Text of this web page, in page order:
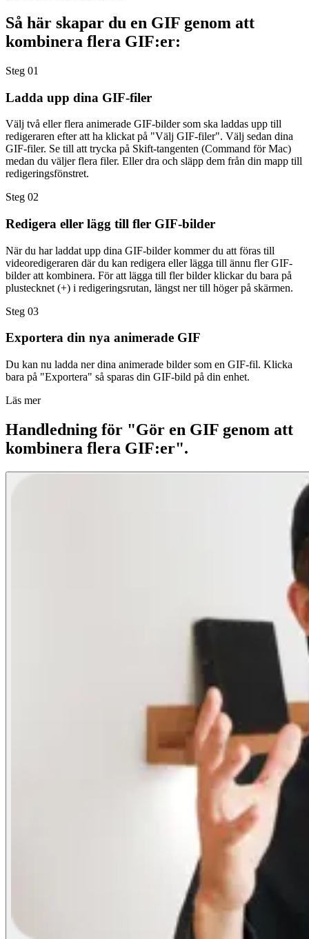
Så här skapar du en GIF genom att
kombinera flera GIF:er:
Steg 01
Ladda upp dina GIF-filer
Välj två eller flera animerade GIF-bilder som ska laddas upp till
redigeraren efter att ha klickat på "Välj GIF-filer". Välj sedan dina
GIF-filer. Se till att trycka på Skift-tangenten (Command för Mac)
medan du väljer flera filer. Eller dra och släpp dem från din mapp till
redigeringsfönstret.
Steg 02
Redigera eller lägg till fler GIF-bilder
När du har laddat upp dina GIF-bilder kommer du att föras till
videoredigeraren där du kan redigera eller lägga till ännu fler GIF-
bilder att kombinera. För att lägga till fler bilder klickar du bara på
plustecknet (+) i redigeringsrutan, längst ner till höger på skärmen.
Steg 03
Exportera din nya animerade GIF
Du kan nu ladda ner dina animerade bilder som en GIF-fil. Klicka
bara på "Exportera" så sparas din GIF-bild på din enhet.
Läs mer
Handledning för "Gör en GIF genom att
kombinera flera GIF:er".